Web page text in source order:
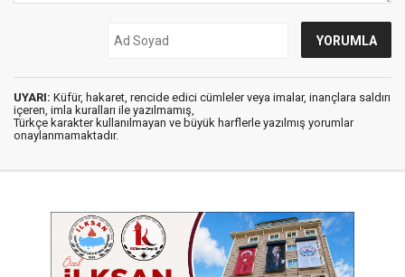
UYARI: Küfür, hakaret, rencide edici cümleler veya imalar, inançlara saldırı
içeren, imla kuralları ile yazılmamış,
Türkçe karakter kullanılmayan ve büyük harflerle yazılmış yorumlar
onaylanmamaktadır.